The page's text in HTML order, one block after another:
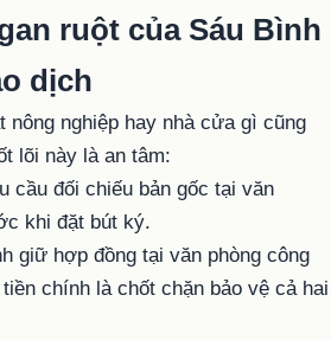
ruột của Sáu Bình
dịch
nông nghiệp hay nhà cửa gì cũng
lõi này là an tâm:
cầu đối chiếu bản gốc tại văn
khi đặt bút ký.
giữ hợp đồng tại văn phòng công
chính là chốt chặn bảo vệ cả hai